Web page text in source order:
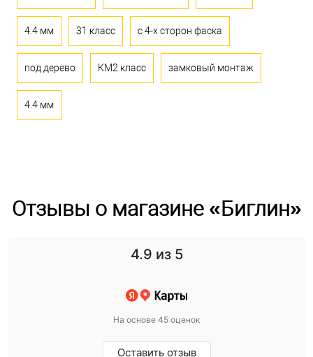
4.4 мм 31 класс с 4-х сторон фаска
под дерево КМ2 класс замковый монтаж
4.4 мм
Отзывы о магазине «Биглин»
4.9 из 5
На основе 45 оценок
Оставить отзыв